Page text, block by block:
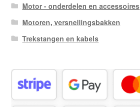
Motor - onderdelen en accessoires
Motoren, versnellingsbakken
Trekstangen en kabels